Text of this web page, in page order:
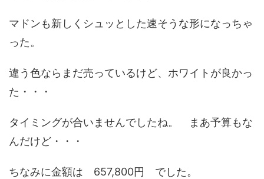
マドンも新しくシュッとした速そうな形になっちゃ
った。
違う色ならまだ売っているけど、ホワイトが良かっ
た・・・
タイミングが合いませんでしたね。 まあ予算もな
んだけど・・・
ちなみに金額は 657,800円 でした。